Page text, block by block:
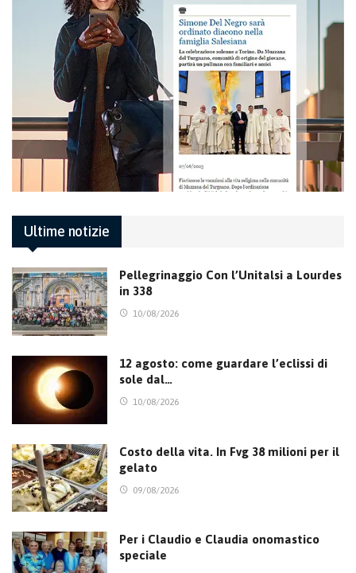
Ultime notizie
Pellegrinaggio Con l’Unitalsi a Lourdes
in 338
10/08/2026
12 agosto: come guardare l’eclissi di
sole dal…
10/08/2026
Costo della vita. In Fvg 38 milioni per il
gelato
09/08/2026
Per i Claudio e Claudia onomastico
speciale